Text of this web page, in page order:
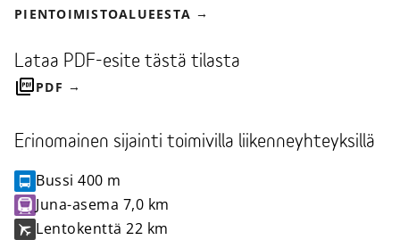
PIENTOIMISTOALUEESTA
Lataa PDF-esite tästä tilasta
PDF
Erinomainen sijainti toimivilla liikenneyhteyksillä
Bussi 400 m
Juna-asema 7,0 km
Lentokenttä 22 km